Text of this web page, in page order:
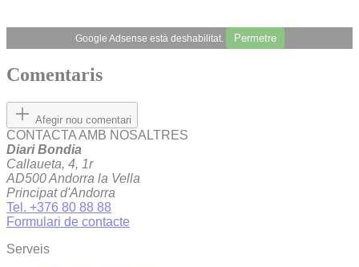
Google Adsense està deshabilitat. Permetre
Comentaris
Afegir nou comentari
CONTACTA AMB NOSALTRES
Diari Bondia
Callaueta, 4, 1r
AD500 Andorra la Vella
Principat d'Andorra
Tel. +376 80 88 88
Formulari de contacte
Serveis